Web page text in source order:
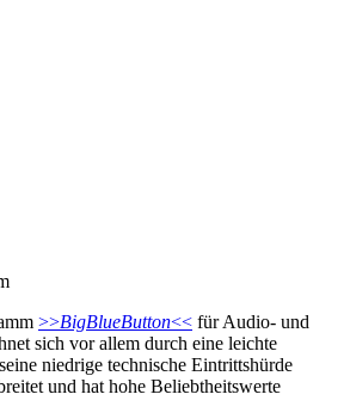
>>BigBlueButton<< für Audio- und
sich vor allem durch eine leichte
niedrige technische Eintrittshürde
und hat hohe Beliebtheitswerte